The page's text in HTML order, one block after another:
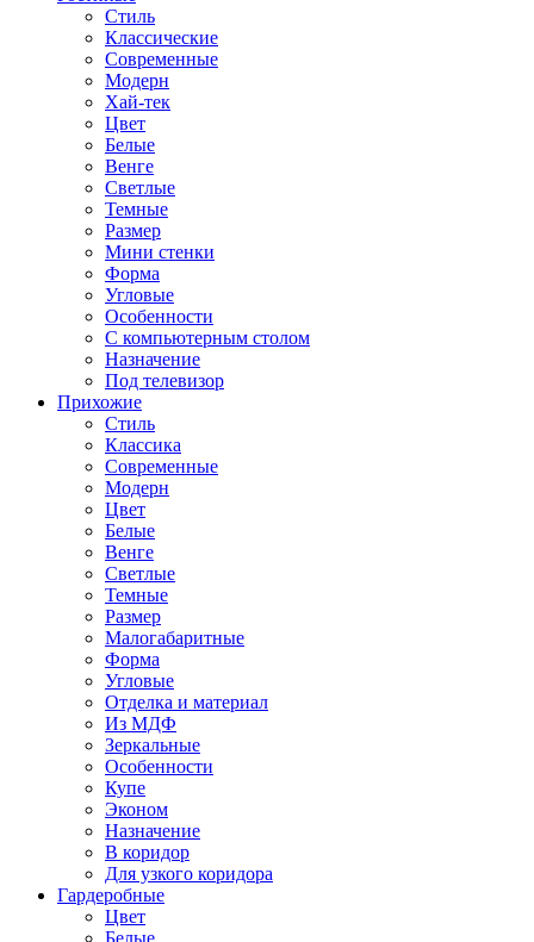
Стиль
Классические
Современные
Модерн
Хай-тек
Цвет
Белые
Венге
Светлые
Темные
Размер
Мини стенки
Форма
Угловые
Особенности
С компьютерным столом
Назначение
Под телевизор
Прихожие
Стиль
Классика
Современные
Модерн
Цвет
Белые
Венге
Светлые
Темные
Размер
Малогабаритные
Форма
Угловые
Отделка и материал
Из МДФ
Зеркальные
Особенности
Купе
Эконом
Назначение
В коридор
Для узкого коридора
Гардеробные
Цвет
Белые